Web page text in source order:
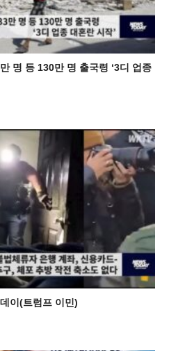
명 등 130만 명 출국령 ‘3디 업종
이(트럼프 이민)